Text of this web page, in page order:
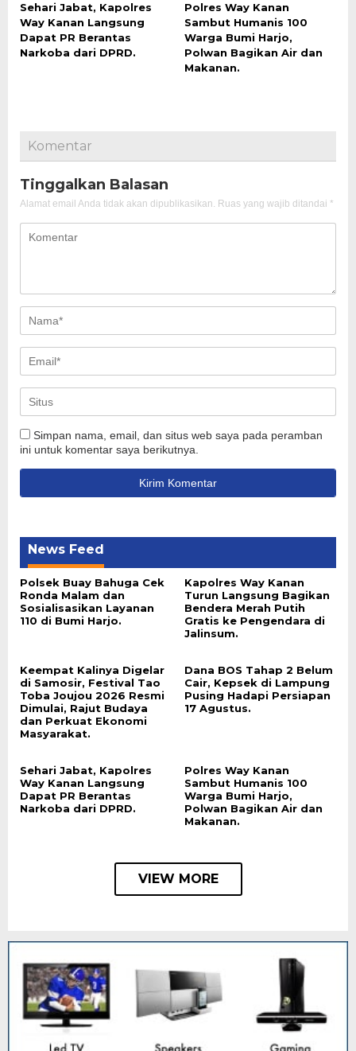
Sehari Jabat, Kapolres
Way Kanan Langsung
Dapat PR Berantas
Narkoba dari DPRD.
Polres Way Kanan
Sambut Humanis 100
Warga Bumi Harjo,
Polwan Bagikan Air dan
Makanan.
Komentar
Tinggalkan Balasan
Alamat email Anda tidak akan dipublikasikan. Ruas yang wajib ditandai *
Simpan nama, email, dan situs web saya pada peramban
ini untuk komentar saya berikutnya.
News Feed
Polsek Buay Bahuga Cek
Ronda Malam dan
Sosialisasikan Layanan
110 di Bumi Harjo.
Kapolres Way Kanan
Turun Langsung Bagikan
Bendera Merah Putih
Gratis ke Pengendara di
Jalinsum.
Keempat Kalinya Digelar
di Samosir, Festival Tao
Toba Joujou 2026 Resmi
Dimulai, Rajut Budaya
dan Perkuat Ekonomi
Masyarakat.
Dana BOS Tahap 2 Belum
Cair, Kepsek di Lampung
Pusing Hadapi Persiapan
17 Agustus.
Sehari Jabat, Kapolres
Way Kanan Langsung
Dapat PR Berantas
Narkoba dari DPRD.
Polres Way Kanan
Sambut Humanis 100
Warga Bumi Harjo,
Polwan Bagikan Air dan
Makanan.
VIEW MORE